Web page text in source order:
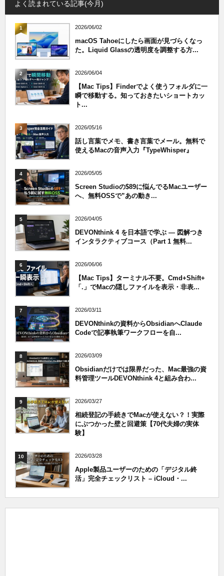
よく読まれている記事(今月)
1 2026/06/02
macOS Tahoeにしたら画面が見づらくなっ
た。Liquid Glassの透明度を調整する方...
2 2026/06/04
【Mac Tips】Finderでよく使うフォルダに一
瞬で移動する。知っておきたいショートカッ
ト...
3 2026/05/16
話し言葉でメモ、書き言葉でメール。無料で
使えるMacの音声入力『TypeWhisper』
4 2026/05/05
Screen Studioの$89に悩んでるMacユーザー
へ、無料OSSで”あの動き...
5 2026/04/05
DEVONthink 4 を日本語で学ぶ — 図解つき
インタラクティブコース（Part 1 無料...
6 2026/06/06
【Mac Tips】ターミナル不要。Cmd+Shift+
「.」でMacの隠しファイルを表示・非表...
7 2026/03/11
DEVONthinkの資料からObsidianへClaude
Codeで記事執筆ワークフローを自...
8 2026/03/09
Obsidianだけでは限界だった、Mac最強の資
料管理ツールDEVONthink 4と組み合わ...
9 2026/03/27
相続登記の手続きでMacが使えない？！実際
にぶつかった壁と回避策【70代夫婦の実体
験】
10 2026/03/28
Apple製品ユーザーのための「デジタル終
活」完全チェックリスト – iCloud・...